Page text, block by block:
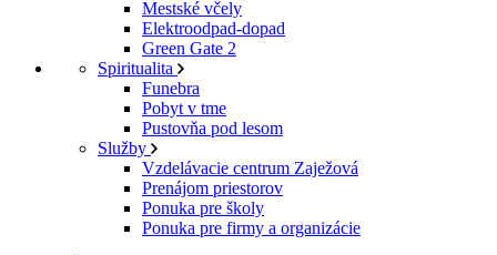
Mestské včely
Elektroodpad-dopad
Green Gate 2
Spiritualita
Funebra
Pobyt v tme
Pustovňa pod lesom
Služby
Vzdelávacie centrum Zaježová
Prenájom priestorov
Ponuka pre školy
Ponuka pre firmy a organizácie